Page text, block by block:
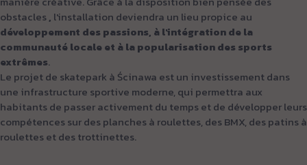
obstacles, l'installation deviendra un lieu propice au
développement des passions, à l'intégration de la
communauté locale et à la popularisation des sports
extrêmes.
Le projet de skatepark à Ścinawa est un investissement dans
une infrastructure sportive moderne, qui permettra aux
habitants de passer activement du temps et de développer leurs
compétences sur des planches à roulettes, des BMX, des patins à
roulettes et des trottinettes.